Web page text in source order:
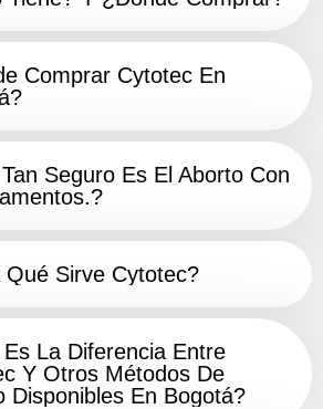
Comprar Cytotec En
Seguro Es El Aborto Con
Qué Sirve Cytotec?
La Diferencia Entre
Y Otros Métodos De
Disponibles En Bogotá?